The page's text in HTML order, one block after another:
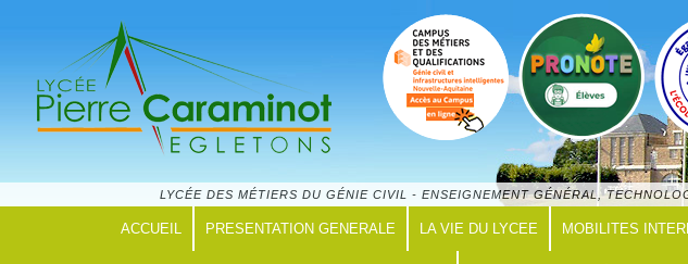
LYCÉE DES MÉTIERS DU GÉNIE CIVIL - ENSEIGNEMENT GÉNÉRAL,
ACCUEIL PRESENTATION GENERALE LA VIE DU LYCEE MOBILITES